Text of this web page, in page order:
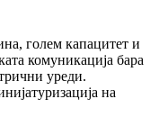
голем капацитет и
комуникација бара
уреди.
на